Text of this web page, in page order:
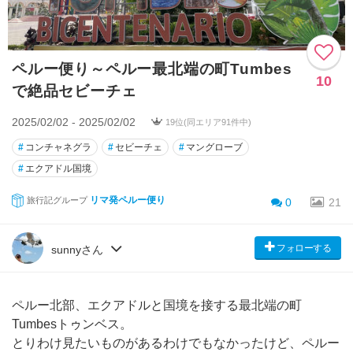
ペルー便り～ペルー最北端の町Tumbes
で絶品セビーチェ
10
2025/02/02 - 2025/02/02 19位(同エリア91件中)
# コンチャネグラ #セビーチェ # マングローブ
# エクアドル国境
旅行記グループ リマ発ペルー便り 0 21
sunnyさん フォローする
ペルー北部、エクアドルと国境を接する最北端の町
Tumbesトゥンベス。
とりわけ見たいものがあるわけでもなかったけど、ペルー